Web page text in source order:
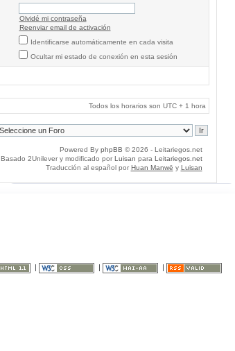
Olvidé mi contraseña
Reenviar email de activación
Identificarse automáticamente en cada visita
Ocultar mi estado de conexión en esta sesión
Todos los horarios son UTC + 1 hora
Powered By phpBB © 2026 - Leitariegos.net
Basado 2Unilever y modificado por Luisan para Leitariegos.net
Traducción al español por Huan Manwë y Luisan